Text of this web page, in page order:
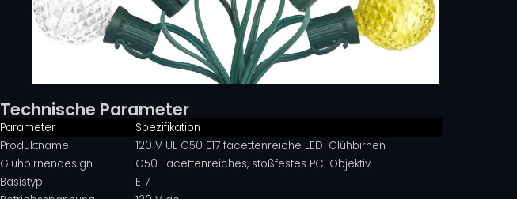
Technische Parameter
Parameter
Spezifikation
Produktname
120 V UL G50 E17 facettenreiche LED-Glühbirnen
Glühbirnendesign
G50 Facettenreiches, stoßfestes PC-Objektiv
Basistyp
E17